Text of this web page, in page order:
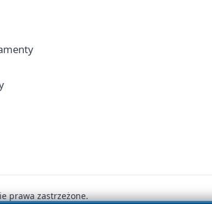
prawa zastrzeżone.